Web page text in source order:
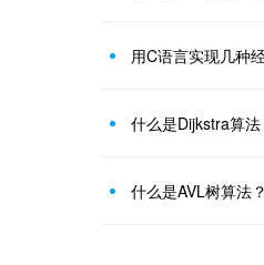
用C语言实现几种